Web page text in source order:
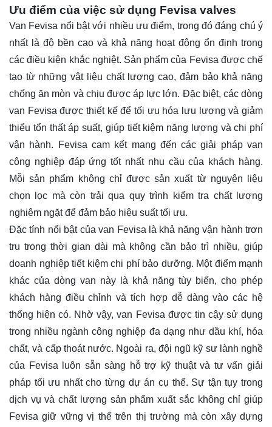
Ưu điểm của việc sử dụng Fevisa valves
Van Fevisa nổi bật với nhiều ưu điểm, trong đó đáng chú ý
nhất là độ bền cao và khả năng hoạt động ổn định trong
các điều kiện khắc nghiệt. Sản phẩm của Fevisa được chế
tạo từ những vật liệu chất lượng cao, đảm bảo khả năng
chống ăn mòn và chịu được áp lực lớn. Đặc biệt, các dòng
van Fevisa được thiết kế để tối ưu hóa lưu lượng và giảm
thiểu tổn thất áp suất, giúp tiết kiệm năng lượng và chi phí
vận hành. Fevisa cam kết mang đến các giải pháp van
công nghiệp đáp ứng tốt nhất nhu cầu của khách hàng.
Mỗi sản phẩm không chỉ được sản xuất từ nguyên liệu
chọn lọc mà còn trải qua quy trình kiểm tra chất lượng
nghiêm ngặt để đảm bảo hiệu suất tối ưu.
Đặc tính nổi bật của van Fevisa là khả năng vận hành trơn
tru trong thời gian dài mà không cần bảo trì nhiều, giúp
doanh nghiệp tiết kiệm chi phí bảo dưỡng. Một điểm mạnh
khác của dòng van này là khả năng tùy biến, cho phép
khách hàng điều chỉnh và tích hợp dễ dàng vào các hệ
thống hiện có. Nhờ vậy, van Fevisa được tin cậy sử dụng
trong nhiều ngành công nghiệp đa dạng như dầu khí, hóa
chất, và cấp thoát nước. Ngoài ra, đội ngũ kỹ sư lành nghề
của Fevisa luôn sẵn sàng hỗ trợ kỹ thuật và tư vấn giải
pháp tối ưu nhất cho từng dự án cụ thể. Sự tận tụy trong
dịch vụ và chất lượng sản phẩm xuất sắc không chỉ giúp
Fevisa giữ vững vị thế trên thị trường mà còn xây dựng